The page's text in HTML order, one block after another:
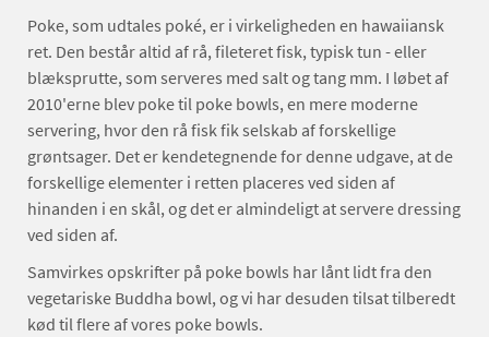
Poke, som udtales poké, er i virkeligheden en hawaiiansk
ret. Den består altid af rå, fileteret fisk, typisk tun - eller
blæksprutte, som serveres med salt og tang mm. I løbet af
2010'erne blev poke til poke bowls, en mere moderne
servering, hvor den rå fisk fik selskab af forskellige
grøntsager. Det er kendetegnende for denne udgave, at de
forskellige elementer i retten placeres ved siden af
hinanden i en skål, og det er almindeligt at servere dressing
ved siden af.
Samvirkes opskrifter på poke bowls har lånt lidt fra den
vegetariske Buddha bowl, og vi har desuden tilsat tilberedt
kød til flere af vores poke bowls.